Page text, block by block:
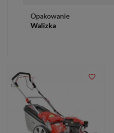
Opakowanie
Walizka
favorite_border